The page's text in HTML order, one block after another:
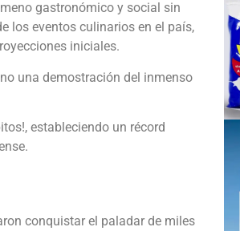
gastronómico y social sin
los eventos culinarios en el país,
iniciales.
una demostración del inmenso
estableciendo un récord
conquistar el paladar de miles